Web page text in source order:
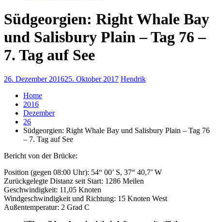
Südgeorgien: Right Whale Bay
und Salisbury Plain – Tag 76 –
7. Tag auf See
26. Dezember 201625. Oktober 2017 Hendrik
Home
2016
Dezember
26
Südgeorgien: Right Whale Bay und Salisbury Plain – Tag 76
– 7. Tag auf See
Bericht von der Brücke:
Position (gegen 08:00 Uhr): 54“ 00’ S, 37“ 40,7’ W
Zurückgelegte Distanz seit Start: 1286 Meilen
Geschwindigkeit: 11,05 Knoten
Windgeschwindigkeit und Richtung: 15 Knoten West
Außentemperatur: 2 Grad C